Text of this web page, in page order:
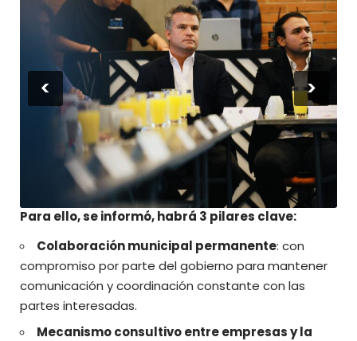
< >
Para ello, se informó, habrá 3 pilares clave:
Colaboración municipal permanente: con
compromiso por parte del gobierno para mantener
comunicación y coordinación constante con las
partes interesadas.
Mecanismo consultivo entre empresas y la